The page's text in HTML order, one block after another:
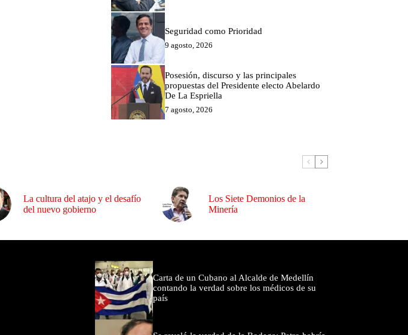
Seguridad como Prioridad
9 agosto, 2026
Posesión, discurso y las principales
propuestas del Presidente electo Abelardo
De La Espriella
7 agosto, 2026
La cultura del atajo y el desafío
del nuevo gobierno
Los Siete Demonios de la
Minería
Carta de un Cubano al Alcalde de Medellín
contando la verdad sobre los médicos de su
país